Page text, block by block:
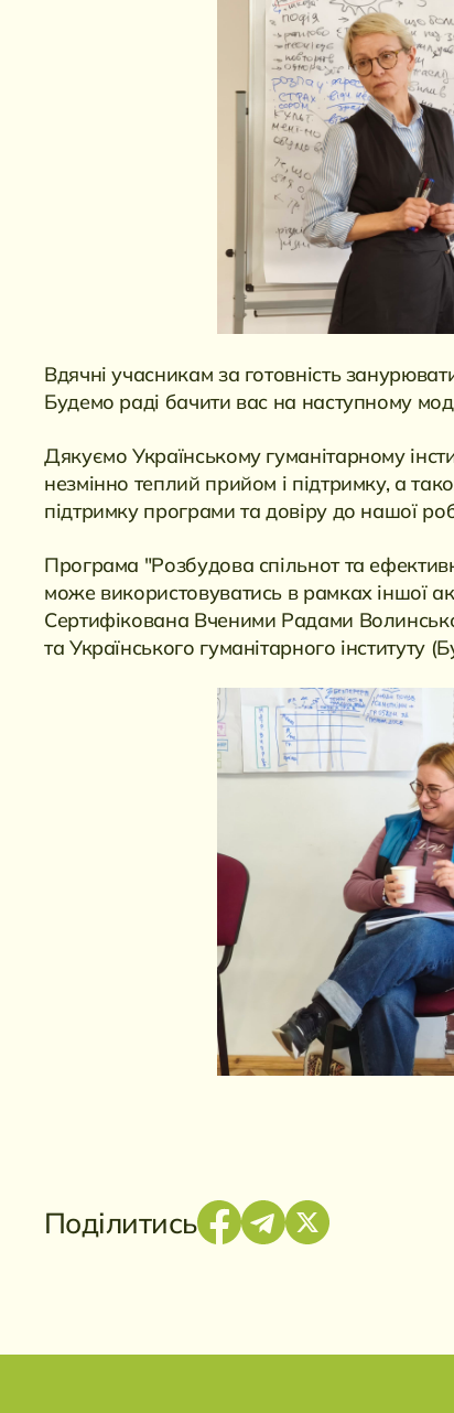
Вдячні учасникам за готовність
Будемо раді бачити вас на наступному
Дякуємо Українському гуманітарному
незмінно теплий прийом і підтримку, а
підтримку програми та довіру до нашої
Програма "Розбудова спільнот та
може використовуватись в рамках іншої
Сертифікована Вченими Радами
та Українського гуманітарного інституту
Поділитись